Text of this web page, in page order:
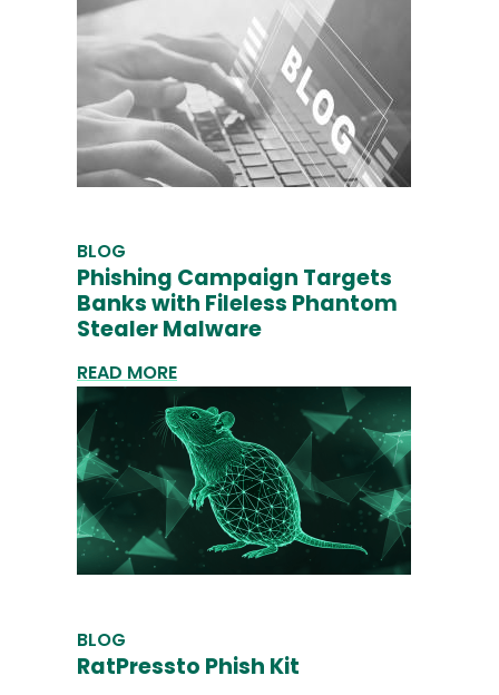
BLOG
Phishing Campaign Targets
Banks with Fileless Phantom
Stealer Malware
READ MORE
BLOG
RatPressto Phish Kit